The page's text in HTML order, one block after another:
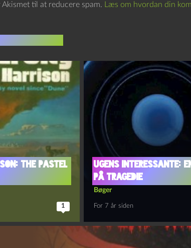
til at reducere spam. Læs om hvordan din
The Pastel
1
Ugens interessante:
på tragedie
Bøger
For 7 år siden